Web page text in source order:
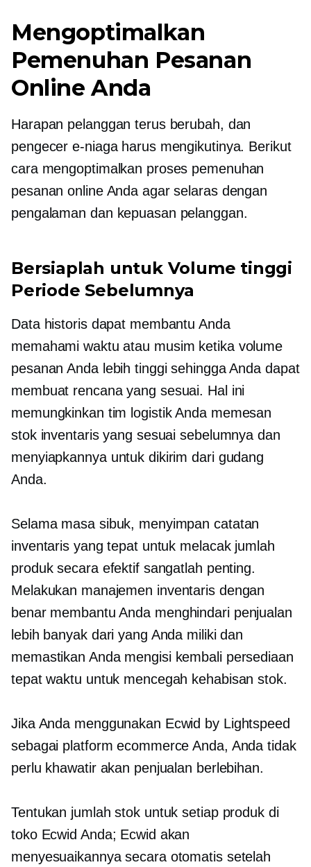
Mengoptimalkan
Pemenuhan Pesanan
Online Anda
Harapan pelanggan terus berubah, dan
pengecer e-niaga harus mengikutinya. Berikut
cara mengoptimalkan proses pemenuhan
pesanan online Anda agar selaras dengan
pengalaman dan kepuasan pelanggan.
Bersiaplah untuk Volume tinggi
Periode Sebelumnya
Data historis dapat membantu Anda
memahami waktu atau musim ketika volume
pesanan Anda lebih tinggi sehingga Anda dapat
membuat rencana yang sesuai. Hal ini
memungkinkan tim logistik Anda memesan
stok inventaris yang sesuai sebelumnya dan
menyiapkannya untuk dikirim dari gudang
Anda.
Selama masa sibuk, menyimpan catatan
inventaris yang tepat untuk melacak jumlah
produk secara efektif sangatlah penting.
Melakukan manajemen inventaris dengan
benar membantu Anda menghindari penjualan
lebih banyak dari yang Anda miliki dan
memastikan Anda mengisi kembali persediaan
tepat waktu untuk mencegah kehabisan stok.
Jika Anda menggunakan Ecwid by Lightspeed
sebagai platform ecommerce Anda, Anda tidak
perlu khawatir akan penjualan berlebihan.
Tentukan jumlah stok untuk setiap produk di
toko Ecwid Anda; Ecwid akan
menyesuaikannya secara otomatis setelah